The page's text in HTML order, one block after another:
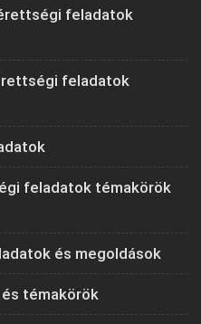
feladatok
feladatok
feladatok témakörök
és megoldások
témakörök